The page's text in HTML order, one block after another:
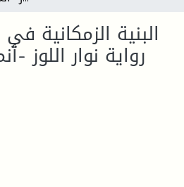
البنية الزمكانية في
رواية نوار اللوز